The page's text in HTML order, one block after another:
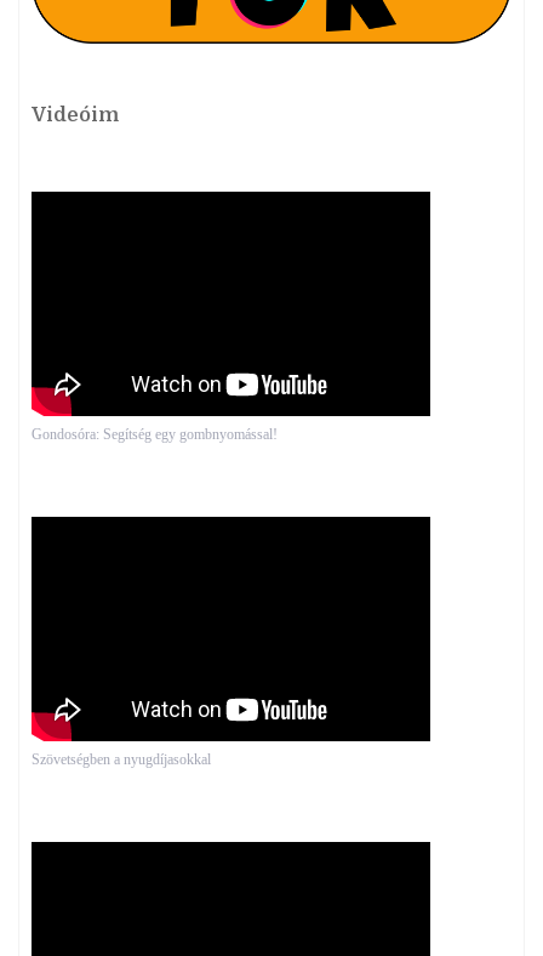
Videóim
Gondosóra: Segítség egy gombnyomással!
Szövetségben a nyugdíjasokkal